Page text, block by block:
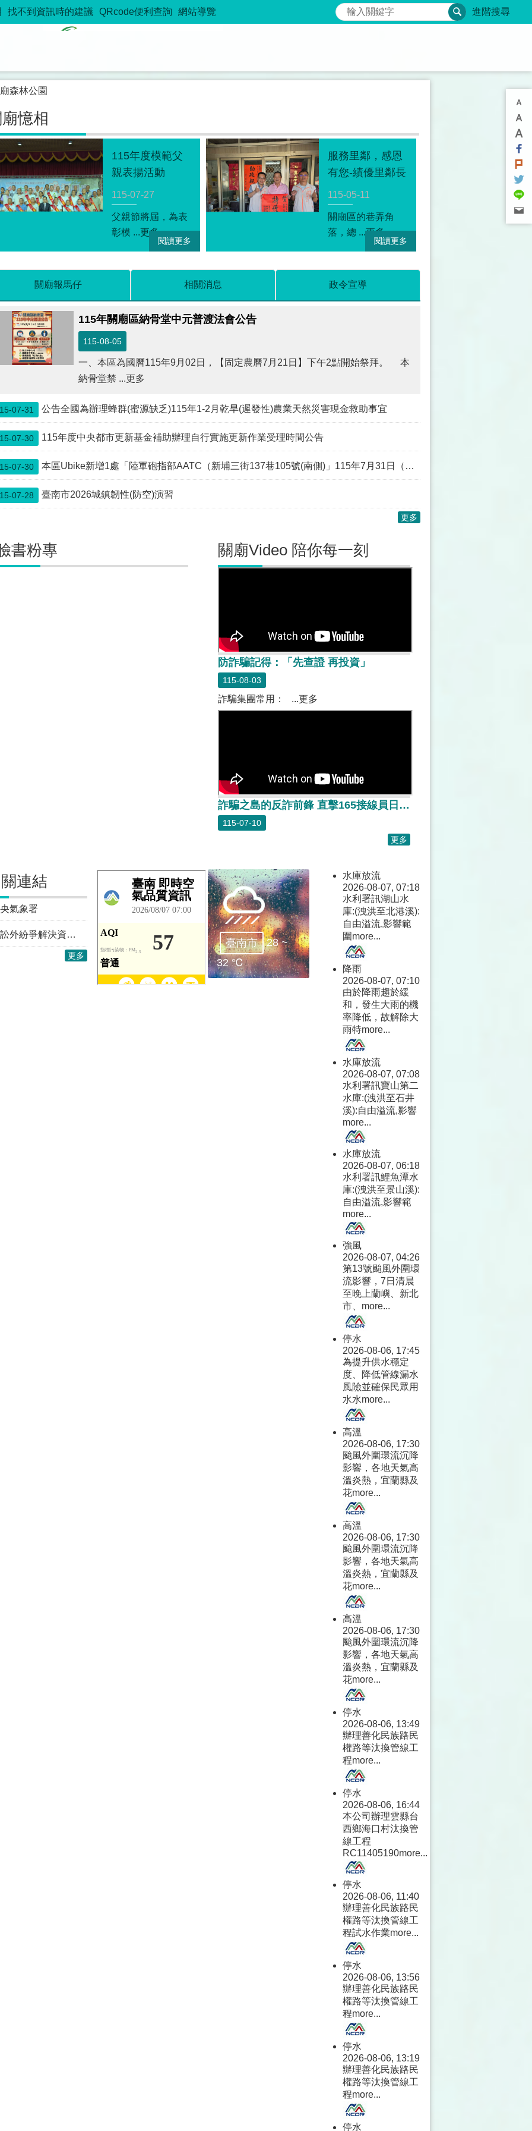
找不到資訊時的建議 QRcode便利查詢 網站導覽 搜尋 進階搜尋
憶相
115年度模範父
親表揚活動
115-07-27
父親節將屆，為表
彰模 ...更多
服務里鄰，感恩
有您-績優里鄰長
表揚
115-05-11
關廟區的巷弄角
落，總 ...更多
關廟報馬仔 相關消息 政令宣導
115年關廟區納骨堂中元普渡法會公告
115-08-05
一、本區為國曆115年9月02日，【固定農曆7月21日】下午2點開始祭拜。 本
納骨堂禁 ...更多
07-31 公告全國為辦理蜂群(蜜源缺乏)115年1-2月乾旱(遲發性)農業天然災害現金救助事宜
07-30 115年度中央都市更新基金補助辦理自行實施更新作業受理時間公告
07-30 本區Ubike新增1處「陸軍砲指部AATC（新埔三街137巷105號(南側)」115年7月31日（五）中午12時起開放使用
07-28 臺南市2026城鎮韌性(防空)演習
更多
書粉專 關廟Video 陪你每一刻
防詐騙記得：「先查證 再投資」
115-08-03
詐騙集團常用： ...更多
詐騙之島的反詐前鋒 直擊165接線員日接1500通電話的不眠不休真實日常
115-07-10
更多
連結
氣象署
訴訟外紛爭解決資訊專區
更多
臺南市
28 ~
32 ℃
水庫放流
2026-08-07, 07:18
水利署訊湖山水
庫:(洩洪至北港溪):
自由溢流,影響範
圍 more...
降雨
2026-08-07, 07:10
由於降雨趨於緩
和，發生大雨的機
率降低，故解除大
雨特more...
水庫放流
2026-08-07, 07:08
水利署訊寶山第二
水庫:(洩洪至石井
溪):自由溢流,影響
more...
水庫放流
2026-08-07, 06:18
水利署訊鯉魚潭水
庫:(洩洪至景山溪):
自由溢流,影響範
more...
強風
2026-08-07, 04:26
第13號颱風外圍環
流影響，7日清晨
至晚上蘭嶼、新北
市、 more...
停水
2026-08-06, 17:45
為提升供水穩定
度、降低管線漏水
風險並確保民眾用
水水more...
高溫
2026-08-06, 17:30
颱風外圍環流沉降
影響，各地天氣高
溫炎熱，宜蘭縣及
花more...
高溫
2026-08-06, 17:30
颱風外圍環流沉降
影響，各地天氣高
溫炎熱，宜蘭縣及
花more...
高溫
2026-08-06, 17:30
颱風外圍環流沉降
影響，各地天氣高
溫炎熱，宜蘭縣及
花more...
停水
2026-08-06, 13:49
辦理善化民族路民
權路等汰換管線工
程more...
停水
2026-08-06, 16:44
本公司辦理雲縣台
西鄉海口村汰換管
線工程
RC11405190more...
停水
2026-08-06, 11:40
辦理善化民族路民
權路等汰換管線工
程試水作業more...
停水
2026-08-06, 13:56
辦理善化民族路民
權路等汰換管線工
程more...
停水
2026-08-06, 13:19
辦理善化民族路民
權路等汰換管線工
程more...
停水